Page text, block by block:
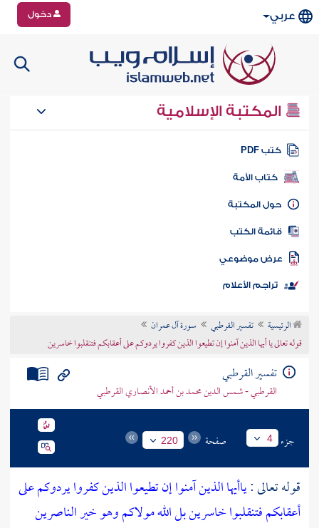
عربي دخول
المكتبة الإسلامية
كتب PDF
كتاب الأمة
المكتبة
الكتب
موضوعي
تراجم الأعلام
الرئيسية تفسير القرطبي
سورة آل عمران
قوله تعالى يا أيها الذين آمنوا إن تطيعوا الذين كفروا يردوكم على أعقابكم فتنقلبوا خاسرين
تفسير القرطبي
القرطبي - شمس الدين محمد بن أحمد الأنصاري القرطبي
جزء 4 صفحة 220
قوله تعالى :ياأيها الذين آمنوا إن تطيعوا الذين كفروا يردوكم على
أعقابكم فتنقلبوا خاسرينبل الله مولاكم وهو خير الناصرين